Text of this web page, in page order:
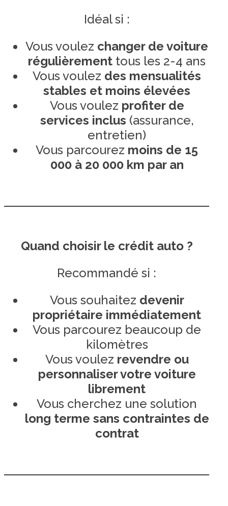
Idéal si :
Vous voulez changer de voiture
régulièrement tous les 2-4 ans
Vous voulez des mensualités
stables et moins élevées
Vous voulez profiter de
services inclus (assurance,
entretien)
Vous parcourez moins de 15
000 à 20 000 km par an
Quand choisir le crédit auto ?
Recommandé si :
Vous souhaitez devenir
propriétaire immédiatement
Vous parcourez beaucoup de
kilomètres
Vous voulez revendre ou
personnaliser votre voiture
librement
Vous cherchez une solution
long terme sans contraintes de
contrat